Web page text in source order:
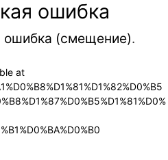
ошибка
ошибка (смещение).
at